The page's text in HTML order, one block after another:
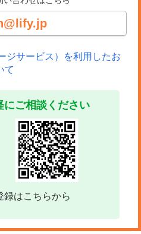
ジサービス）を利用したお
て
にご相談ください
録はこちらから